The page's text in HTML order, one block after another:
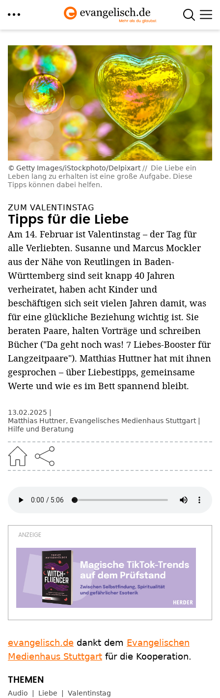
zum
Inhalt
Getty Images/iStockphoto/Delpixart
Die Liebe ein
Leben lang zu erhalten ist eine große Aufgabe. Diese
Tipps können dabei helfen.
ZUM VALENTINSTAG
Tipps für die Liebe
Am 14. Februar ist Valentinstag – der Tag für
alle Verliebten. Susanne und Marcus Mockler
aus der Nähe von Reutlingen in Baden-
Württemberg sind seit knapp 40 Jahren
verheiratet, haben acht Kinder und
beschäftigen sich seit vielen Jahren damit, was
für eine glückliche Beziehung wichtig ist. Sie
beraten Paare, halten Vorträge und schreiben
Bücher ("Da geht noch was! 7 Liebes-Booster für
Langzeitpaare"). Matthias Huttner hat mit ihnen
gesprochen – über Liebestipps, gemeinsame
Werte und wie es im Bett spannend bleibt.
13.02.2025
Matthias Huttner, Evangelisches Medienhaus Stuttgart
Hilfe und Beratung
evangelisch.de dankt dem Evangelischen
Medienhaus Stuttgart für die Kooperation.
Audio Liebe Valentinstag